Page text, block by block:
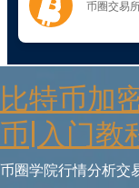
to
content
比特币加
币|入门教
币圈学院行情分析交